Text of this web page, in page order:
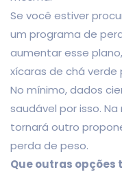
Se você estiver
um programa de
aumentar esse
xícaras de chá verde
No mínimo, dados
saudável por isso.
tornará outro
perda de peso.
Que outras opções